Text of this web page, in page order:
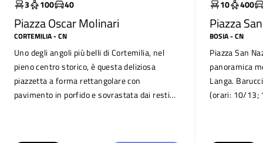
3
100 40
Piazza Oscar Molinari
CORTEMILIA- CN
Uno degli angoli più belli di Cortemilia, nel
pieno centro storico, è questa deliziosa
piazzetta a forma rettangolare con
pavimento in porfido e sovrastata dai resti
10 400
Piazza
BOSIA- CN
Piazza San
panoramica
Langa.
(orari: 10/13;